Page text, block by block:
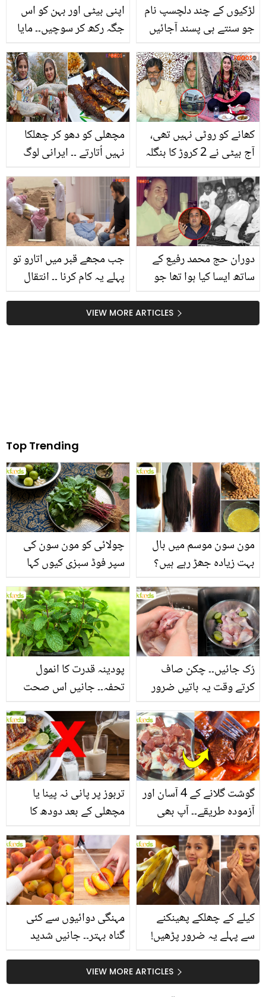
اپنی بیٹی اور بہن کو اس
جگہ رکھ کر سوچیں۔۔ مایا
خان نے بار بار لڑکی دیکھ
کر مسترد کرنے والوں کے
لتے لے لئے! دیکھیں ویڈیو
لڑکیوں کے چند دلچسپ نام
جو سنتے ہی پسند آجائیں
مچھلی کو دھو کر چھلکا
نہیں اُتارتے ۔۔ ایرانی لوگ
مچھلی کو گھر میں کس
طرح پکاتے ہیں ؟ ذائقہ دار
مچھلی کی خاص ریسیپی
کھانے کو روٹی نہیں تھی،
آج بیٹی نے 2 کروڑ کا بنگلہ
بنا دیا ۔۔ گاؤں کی لڑکی الیزا
سحر نے اپنے والدین کو
کیسے غربت سے نکال کر
بڑے گھر میں پہنچا دیا؟ ان
کی کہانی
جب مجھے قبر میں اتارو تو
پہلے یہ کام کرنا ۔۔ انتقال
سے قبل باپ کی اپنے بیٹے
سے عجیب خواہش جس
میں ایک پیغام چھپا تھا،
دوران حج محمد رفیع کے
ساتھ ایسا کیا ہوا تھا جو
انہوں نے گلوکاری چھوڑ
دی؟ برسوں بعد بیٹے کا
انکشاف
VIEW MORE ARTICLES
Top Trending
چولائی کو مون سون کی
سپر فوڈ سبزی کیوں کہا
جاتا ہے؟ جانیں وٹامنز،
منرلز اور اینٹی آکسیڈنٹس
سے بھرپور اس سبزی کے
فائدے
مون سون موسم میں بال
بہت زیادہ جھڑ رہے ہیں؟
جانیں بالوں کو مضبوط
بنانے کے چند قدرتی طریقے
پودینہ قدرت کا انمول
تحفہ۔۔ جانیں اس صحت
بخش پتوں کے 10 حیرت
انگیز طبی فوائد
رُک جائیں۔۔ چکن صاف
کرتے وقت یہ باتیں ضرور
یاد رکھیں
تربوز پر پانی نہ پینا یا
مچھلی کے بعد دودھ کا
استعمال۔۔ جانیں کھانوں
سے متعلق غلط فہمیوں کی
حقیقت کیا ہے اور افواہ
کیا؟
گوشت گلانے کے 4 آسان اور
آزمودہ طریقے۔۔ آپ بھی
جانیں انٹرنیشنل شیف کے
بتائے راز
مہنگی دوائیوں سے کئی
گناہ بہتر۔۔ جانیں شدید
گرمی کے موسم میں آڑو
کیوں کھانا چاہیے؟
کیلے کے چھلکے پھینکنے
سے پہلے یہ ضرور پڑھیں!
جلد کے 3 بڑے مسائل کا
سستا اور قدرتی حلVIEW MORE ARTICLES